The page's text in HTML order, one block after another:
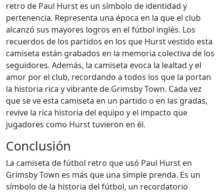
retro de Paul Hurst es un símbolo de identidad y
pertenencia. Representa una época en la que el club
alcanzó sus mayores logros en el fútbol inglés. Los
recuerdos de los partidos en los que Hurst vestido esta
camiseta están grabados en la memoria colectiva de los
seguidores. Además, la camiseta evoca la lealtad y el
amor por el club, recordando a todos los que la portan
la historia rica y vibrante de Grimsby Town. Cada vez
que se ve esta camiseta en un partido o en las gradas,
revive la rica historia del equipo y el impacto que
jugadores como Hurst tuvieron en él.
Conclusión
La camiseta de fútbol retro que usó Paul Hurst en
Grimsby Town es más que una simple prenda. Es un
símbolo de la historia del fútbol, un recordatorio